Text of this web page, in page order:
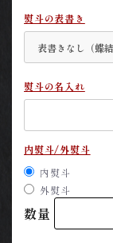
熨斗の表書き
熨斗の名入れ
内熨斗/外熨斗
内熨斗
外熨斗
数量